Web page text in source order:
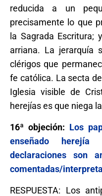
reducida a un
precisamente lo que
la Sagrada Escritura;
arriana. La jerarquía
clérigos que
fe católica. La secta
Iglesia visible de
herejías es que niega
16ª objeción: Los
enseñado herejía
declaraciones son
comentadas/
RESPUESTA: Los